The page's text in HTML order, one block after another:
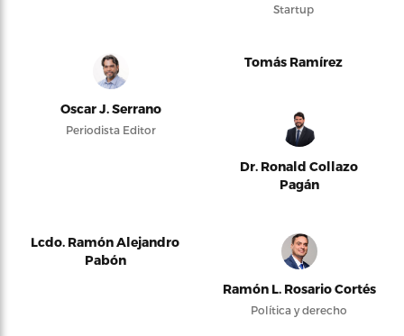
Startup
Oscar J. Serrano
Periodista Editor
Tomás Ramírez
Dr. Ronald Collazo
Pagán
Lcdo. Ramón Alejandro
Pabón
Ramón L. Rosario Cortés
Política y derecho